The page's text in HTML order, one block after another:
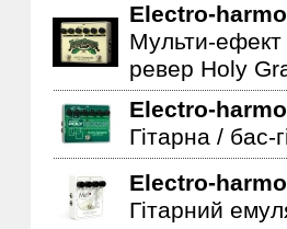
Electro-
Мульти-ефект
ревер Holy
Electro-
Гітарна / бас-
Electro-
Гітарний